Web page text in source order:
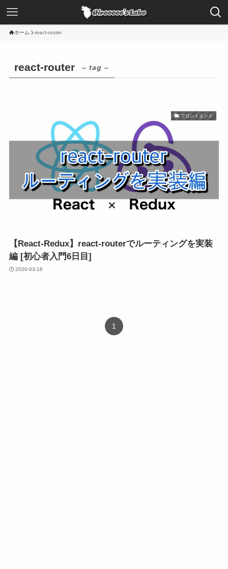
ホーム react-router
react-router – tag –
フロントエンド
【React-Redux】react-routerでルーティングを実装
編 [初心者入門6日目]
2020-03-16
1